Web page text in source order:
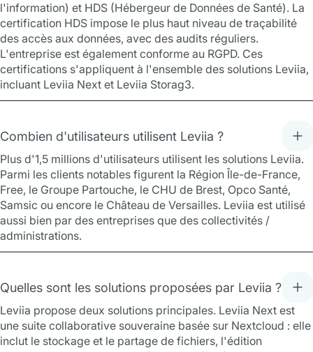
l'information) et HDS (Hébergeur de Données de Santé). La
certification HDS impose le plus haut niveau de traçabilité
des accès aux données, avec des audits réguliers.
L'entreprise est également conforme au RGPD. Ces
certifications s'appliquent à l'ensemble des solutions Leviia,
incluant Leviia Next et Leviia Storag3.
Combien d'utilisateurs utilisent Leviia ?
Plus d'1,5 millions d'utilisateurs utilisent les solutions Leviia.
Parmi les clients notables figurent la Région Île-de-France,
Free, le Groupe Partouche, le CHU de Brest, Opco Santé,
Samsic ou encore le Château de Versailles. Leviia est utilisé
aussi bien par des entreprises que des collectivités /
administrations.
Quelles sont les solutions proposées par Leviia ?
Leviia propose deux solutions principales. Leviia Next est
une suite collaborative souveraine basée sur Nextcloud : elle
inclut le stockage et le partage de fichiers, l'édition